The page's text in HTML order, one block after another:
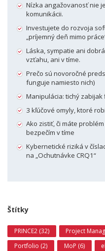
Nízka angažovanosť nie
komunikácii.
Investujete do rozvoja
„príjemný deň mimo
Láska, sympatie ani
vzťahu, ani v tíme.
Prečo sú novoročné
funguje namiesto nich)
Manipulácia: tichý
3 kľúčové omyly, ktoré
Ako zistiť, či máte
bezpečím v tíme
Kybernetické riziká v
na „Ochutnávke CRQ1“
Štítky
PRINCE2 (32) Project
Portfolio (2)
MoP (6)